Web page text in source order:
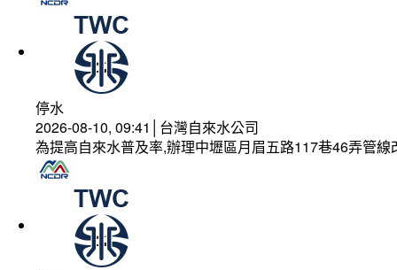
停水
2026-08-10, 09:41│台灣自來水公司
為提高自來水普及率,辦理中壢區月眉五路117巷46弄管